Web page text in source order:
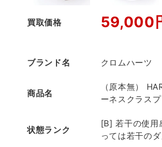
買取価格 59,000
ブランド名 クロムハーツ
商品名
（原本無）
ーネスクラス
状態ランク
[B] 若干の使用
っては若干の